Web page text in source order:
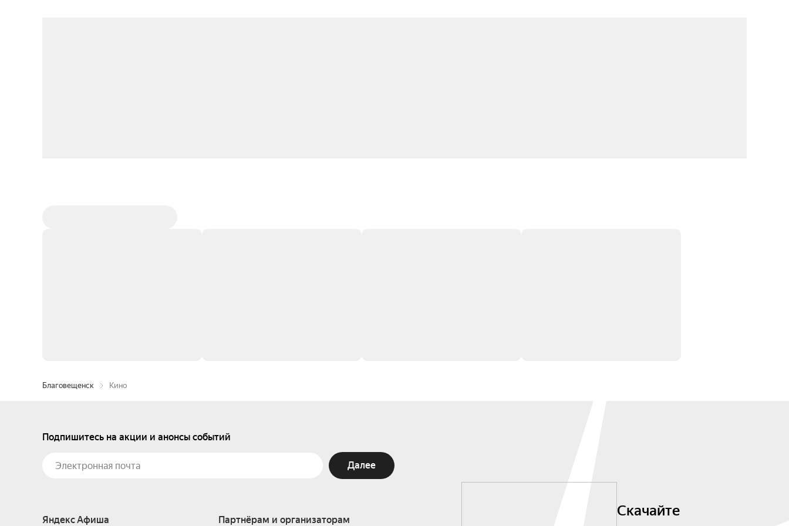
Благовещенск Кино
Подпишитесь на акции и анонсы событий
Далее
Яндекс Афиша Партнёрам и организаторам
Скачайте